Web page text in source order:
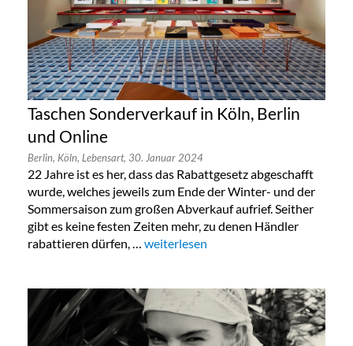
Taschen Sonderverkauf in Köln, Berlin
und Online
Berlin, Köln, Lebensart, 30. Januar 2024
22 Jahre ist es her, dass das Rabattgesetz abgeschafft
wurde, welches jeweils zum Ende der Winter- und der
Sommersaison zum großen Abverkauf aufrief. Seither
gibt es keine festen Zeiten mehr, zu denen Händler
rabattieren dürfen, … „Taschen Sonderverkauf in Köln,
weiterlesen